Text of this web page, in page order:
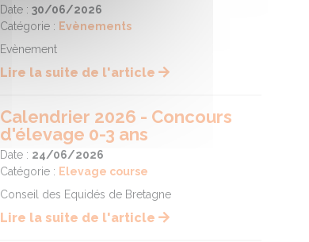
Date :30/06/2026
Catégorie : Evènements
Evènement
Lire la suite de l'article
Calendrier 2026 - Concours
d'élevage 0-3 ans
Date : 24/06/2026
Catégorie : Elevage course
Conseil des Equidés de Bretagne
Lire la suite de l'article